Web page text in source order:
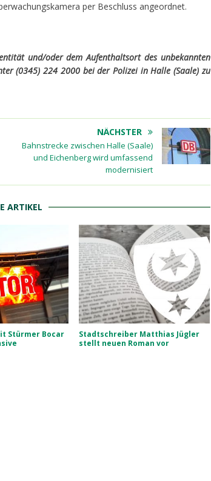
per Beschluss angeordnet.
und/oder dem Aufenthaltsort des unbekannten
(0345) 224 2000 bei der Polizei in Halle (Saale) zu
NÄCHSTER
Bahnstrecke zwischen Halle (Saale)
und Eichenberg wird umfassend
modernisiert
ARTIKEL
Stürmer Bocar
Stadtschreiber Matthias Jügler
stellt neuen Roman vor